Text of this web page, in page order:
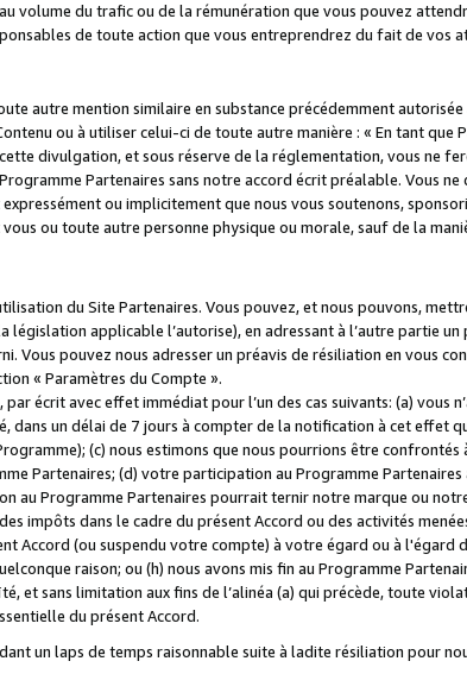
volume du trafic ou de la rémunération que vous pouvez
de toute action que vous entreprendrez du fait de vos
autre mention similaire en substance précédemment
ou à utiliser celui-ci de toute autre manière : « En tant que
divulgation, et sous réserve de la réglementation, vous ne
Partenaires sans notre accord écrit préalable. Vous ne
ou implicitement que nous vous soutenons,
ou toute autre personne physique ou morale, sauf de la
du Site Partenaires. Vous pouvez, et nous pouvons,
applicable l’autorise), en adressant à l’autre partie
Vous pouvez nous adresser un préavis de résiliation en vous
« Paramètres du Compte ».
écrit avec effet immédiat pour l’un des cas suivants: (a) vous
un délai de 7 jours à compter de la notification à cet effet
(c) nous estimons que nous pourrions être confrontés
Partenaires; (d) votre participation au Programme Partenaires
au Programme Partenaires pourrait ternir notre marque ou
impôts dans le cadre du présent Accord ou des activités
Accord (ou suspendu votre compte) à votre égard ou à l'égard
raison; ou (h) nous avons mis fin au Programme
sans limitation aux fins de l’alinéa (a) qui précède, toute
du présent Accord.
un laps de temps raisonnable suite à ladite résiliation pour